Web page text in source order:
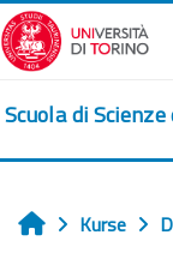
Zum Hauptinhalt
Scuola di
Kurse